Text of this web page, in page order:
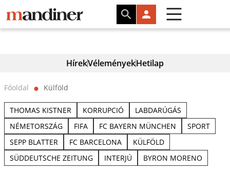
HírekVéleményekHetilap
Főoldal ⬤ Külföld
THOMAS KISTNER KORRUPCIÓ
LABDARÚGÁS
NÉMETORSZÁG
FIFA FC BAYERN MÜNCHEN
SPORT
SEPP BLATTER
FC BARCELONA
KÜLFÖLD
SÜDDEUTSCHE ZEITUNG
INTERJÚ BYRON MORENO